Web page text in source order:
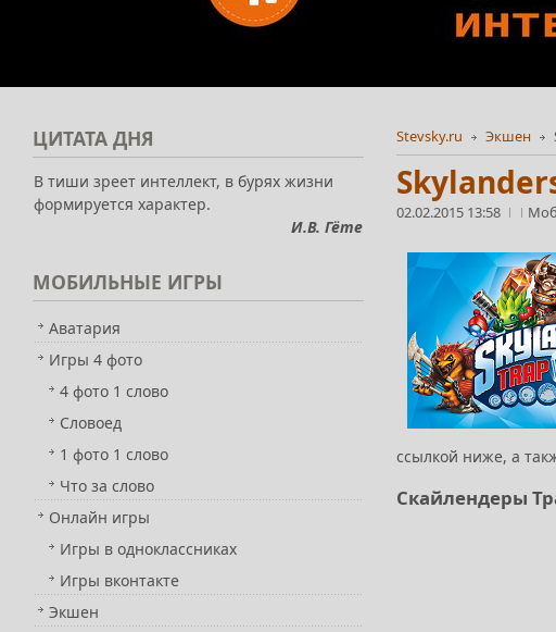
Stevsky.ru Экшен
02.02.2015 13:58
ссылкой ниже, а
Скайлендеры
ЦИТАТА ДНЯ
В тиши зреет интеллект, в бурях жизни
формируется характер.
И.В. Гёте
МОБИЛЬНЫЕ ИГРЫ
Аватария
Игры 4 фото
4 фото 1 слово
Словоед
1 фото 1 слово
Что за слово
Онлайн игры
Игры в одноклассниках
Игры вконтакте
Экшен